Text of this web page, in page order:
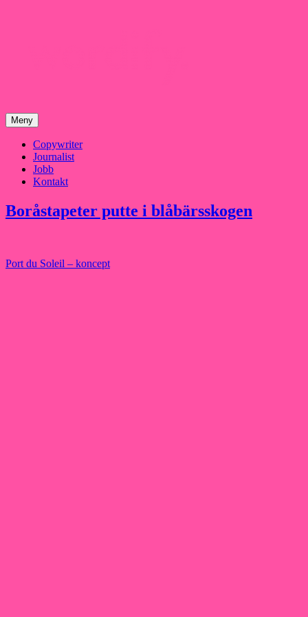
Meny
Copywriter
Journalist
Jobb
Kontakt
Boråstapeter putte i blåbärsskogen
Inläggsnavigering
Port du Soleil – koncept